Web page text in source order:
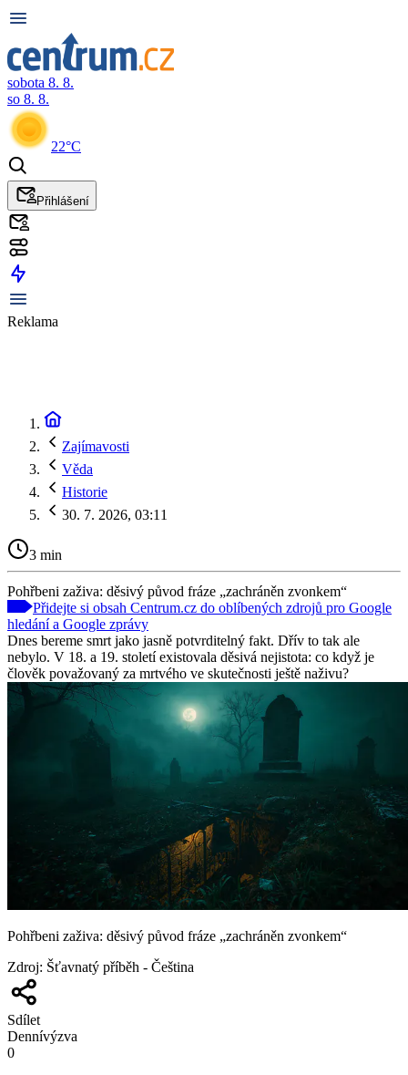
sobota 8. 8.
so 8. 8.
22°C
Přihlášení
Reklama
Zajímavosti
Věda
Historie
30. 7. 2026, 03:11
3 min
Pohřbeni zaživa: děsivý původ fráze „zachráněn zvonkem“
Přidejte si obsah Centrum.cz do oblíbených zdrojů pro Google
hledání a Google zprávy
Dnes bereme smrt jako jasně potvrditelný fakt. Dřív to tak ale
nebylo. V 18. a 19. století existovala děsivá nejistota: co když je
člověk považovaný za mrtvého ve skutečnosti ještě naživu?
Pohřbeni zaživa: děsivý původ fráze „zachráněn zvonkem“
Zdroj: Šťavnatý příběh - Čeština
Sdílet
Dennívýzva
0